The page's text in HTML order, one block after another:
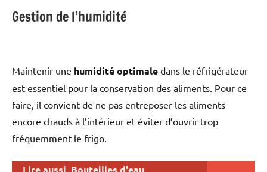
Gestion de l’humidité
Maintenir une humidité optimale dans le réfrigérateur
est essentiel pour la conservation des aliments. Pour ce
faire, il convient de ne pas entreposer les aliments
encore chauds à l’intérieur et éviter d’ouvrir trop
fréquemment le frigo.
Lire aussi Bouteilles d'eau